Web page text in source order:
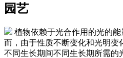
园艺
植物依赖于光合作用的光的
而，由于性质不断变化和光明变
不同生长期间不同生长期所需的